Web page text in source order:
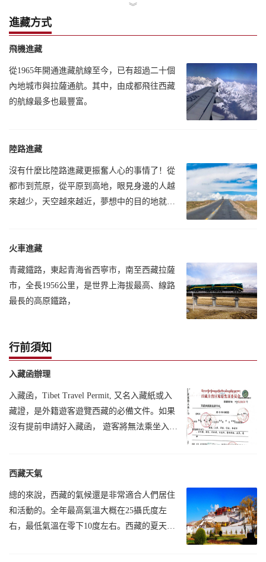
︾
進藏方式
飛機進藏
從1965年開通進藏航線至今，已有超過二十個
內地城市與拉薩通航。其中，由成都飛往西藏
的航線最多也最豐富。
陸路進藏
沒有什麼比陸路進藏更振奮人心的事情了！從
都市到荒原，從平原到高地，眼見身邊的人越
來越少，天空越來越近，夢想中的目的地就在
火車進藏
青藏鐵路，東起青海省西寧市，南至西藏拉薩
市，全長1956公里，是世界上海拔最高、線路
最長的高原鐵路，
行前須知
入藏函辦理
入藏函，Tibet Travel Permit, 又名入藏紙或入
藏證，是外籍遊客遊覽西藏的必備文件。如果
沒有提前申請好入藏函， 遊客將無法乘坐入藏
西藏天氣
總的來說，西藏的氣候還是非常適合人們居住
和活動的。全年最高氣溫大概在25攝氏度左
右，最低氣溫在零下10度左右。西藏的夏天，